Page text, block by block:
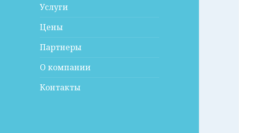
Услуги
Цены
Партнеры
О компании
Контакты